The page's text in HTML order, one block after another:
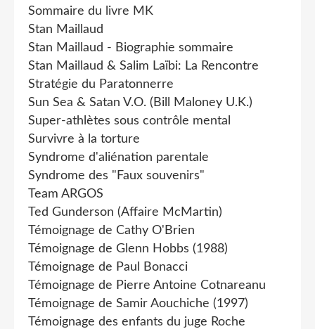
Sommaire du livre MK
Stan Maillaud
Stan Maillaud - Biographie sommaire
Stan Maillaud & Salim Laïbi: La Rencontre
Stratégie du Paratonnerre
Sun Sea & Satan V.O. (Bill Maloney U.K.)
Super-athlètes sous contrôle mental
Survivre à la torture
Syndrome d'aliénation parentale
Syndrome des "Faux souvenirs"
Team ARGOS
Ted Gunderson (Affaire McMartin)
Témoignage de Cathy O'Brien
Témoignage de Glenn Hobbs (1988)
Témoignage de Paul Bonacci
Témoignage de Pierre Antoine Cotnareanu
Témoignage de Samir Aouchiche (1997)
Témoignage des enfants du juge Roche